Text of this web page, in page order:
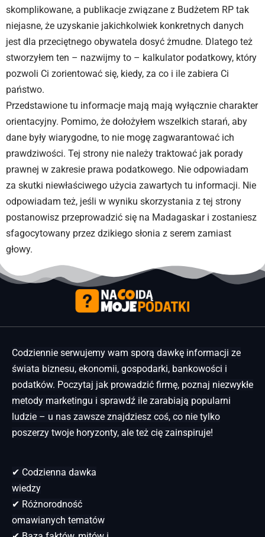
skomplikowane, a publikacje związane z Budżetem RP tak
niejasne, że uzyskanie jakichkolwiek konkretnych danych
jest dla przeciętnego obywatela dosyć żmudne. Dlatego też
stworzyłem ten – nazwijmy to – kalkulator podatkowy, który
pozwoli Ci zorientować się, kiedy, za co i ile zabiera Ci
państwo.
Przedstawione tu informacje mają mają wyłącznie charakter
orientacyjny. Pomimo, że dołożyłem wszelkich starań, aby
dane były wiarygodne, to nie mogę zagwarantować ich
prawdziwości. Tej strony nie należy traktować jak porady
prawnej w zakresie prawa podatkowego. Nie odpowiadam
za skutki niewłaściwego użycia zawartych tu informacji. Nie
odpowiadam też, jeśli w wyniku skorzystania z tej strony
postanowisz przeprowadzić się na Madagaskar i zostaniesz
sfagocytowany przez dzikiego słonia z serem zamiast
głowy.
Codziennie serwujemy wam sporą dawkę informacji ze
świata biznesu, ekonomii, gospodarki, bankowości i
podatków. Poczytaj jak prowadzić firmę, poznaj niezwykłe
metody marketingu i sprawdź ile zarabiają popularni
ludzie – u nas zawsze znajdziesz coś, co nie tylko
poszerzy twoje horyzonty, ale też cię zainspiruje!
✔ Codzienna dawka
wiedzy
✔ Różnorodność
omawianych tematów